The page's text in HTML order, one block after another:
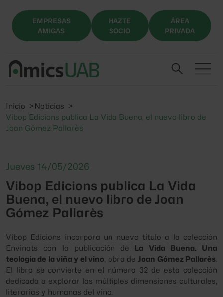
EMPRESAS
AMIGAS
HAZTE
SOCIO
ÁREA
PRIVADA
Inicio
Noticias
Vibop Edicions publica La Vida Buena, el nuevo libro de
Joan Gómez Pallarès
Jueves 14/05/2026
Vibop Edicions publica La Vida
Buena, el nuevo libro de Joan
Gómez Pallarès
Vibop Edicions incorpora un nuevo título a la colección
Envinats con la publicación de
La Vida Buena. Una
teología de la viña y el vino , obra de Joan Gómez Pallarès
El libro se convierte en el número 32 de esta colección
dedicada a explorar las múltiples dimensiones culturales,
literarias y humanas del vino.